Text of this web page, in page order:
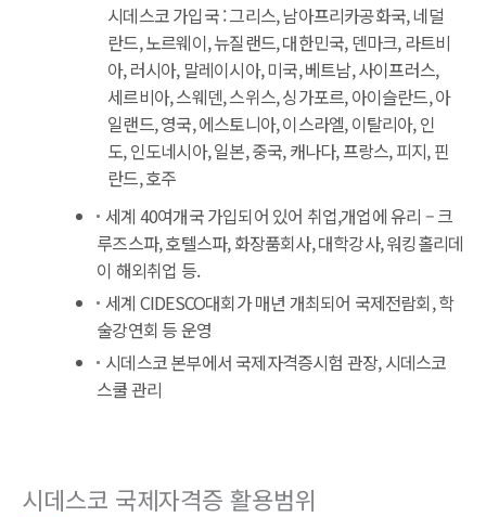
시데스코 가입국 : 그리스, 남아프리카공화국, 네덜
란드, 노르웨이, 뉴질랜드, 대한민국, 덴마크, 라트비
아, 러시아,말레이시아, 미국, 베트남, 사이프러스,
세르비아, 스웨덴, 스위스, 싱가포르, 아이슬란드, 아
일랜드, 영국, 에스토니아,이스라엘, 이탈리아, 인
도, 인도네시아, 일본, 중국, 캐나다, 프랑스, 피지, 핀
란드, 호주
세계 40여개국 가입되어 있어 취업,개업에 유리 – 크
루즈스파, 호텔스파, 화장품회사, 대학강사, 워킹홀리데
이 해외취업 등.
세계 CIDESCO대회가 매년 개최되어 국제전람회, 학
술강연회 등 운영
시데스코 본부에서 국제자격증시험 관장, 시데스코
스쿨 관리
시데스코 국제자격증 활용범위